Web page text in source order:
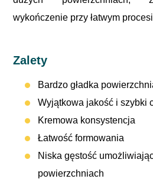
wykończenie przy łatwym
Zalety
Bardzo gładka
Wyjątkowa jakość i szybki
Kremowa konsystencja
Łatwość formowania
Niska gęstość
powierzchniach